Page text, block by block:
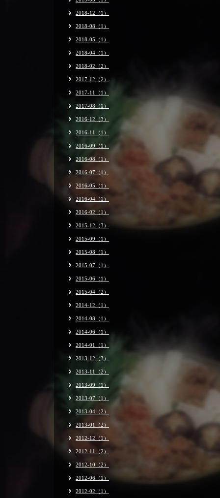
2018-12（1）
2018-08（1）
2018-05（1）
2018-04（1）
2018-02（2）
2017-12（2）
2017-11（1）
2017-08（1）
2016-12（3）
2016-11（1）
2016-09（1）
2016-08（1）
2016-07（1）
2016-05（1）
2016-04（1）
2016-02（1）
2015-12（3）
2015-09（1）
2015-08（1）
2015-07（1）
2015-06（1）
2015-04（2）
2014-12（1）
2014-08（1）
2014-06（1）
2014-01（1）
2013-12（3）
2013-11（2）
2013-09（1）
2013-07（1）
2013-04（2）
2013-01（2）
2012-12（1）
2012-11（2）
2012-10（2）
2012-06（1）
2012-02（1）